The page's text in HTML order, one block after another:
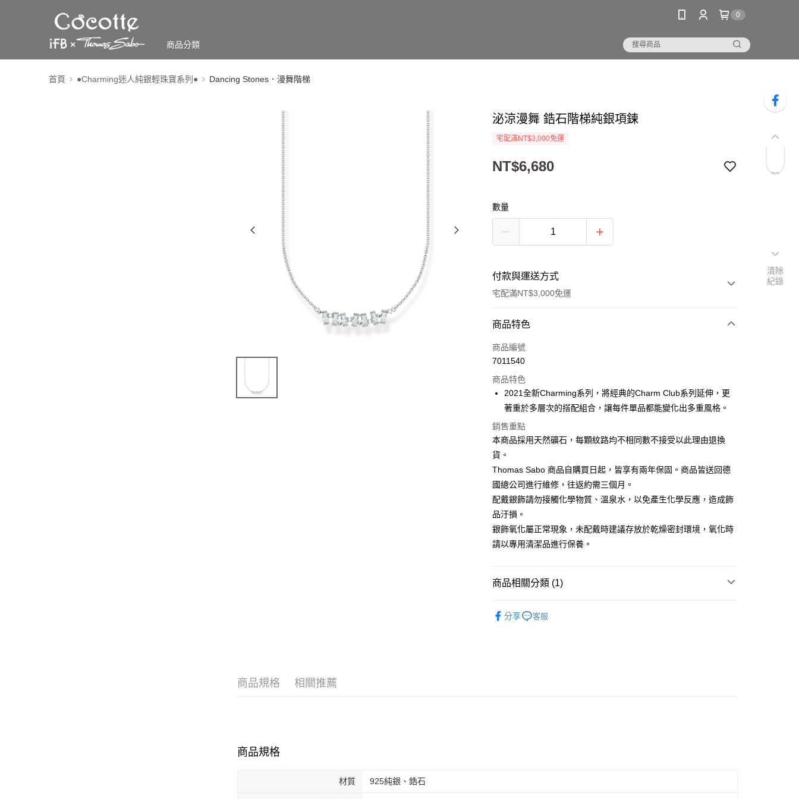
0
商品分類
首頁 ●Charming迷人純銀輕珠寶系列● Dancing Stones．漫舞階梯
泌涼漫舞 鋯石階梯純銀項鍊
宅配滿NT$3,000免運
NT$6,680
數量
付款與運送方式
宅配滿NT$3,000免運
付款方式
信用卡一次付款
ATM付款
運送方式
黑貓宅急便
每筆NT$100，滿NT$3,000(含以上)免運費
商品特色
商品編號
7011540
商品特色
2021全新Charming系列，將經典的Charm Club系列延伸，更
著重於多層次的搭配組合，讓每件單品都能變化出多重風格。
銷售重點
本商品採用天然礦石，每顆紋路均不相同數不接受以此理由退換
貨。
Thomas Sabo 商品自購買日起，皆享有兩年保固。商品皆送回德
國總公司進行維修，往返約需三個月。
配戴銀飾請勿接觸化學物質、溫泉水，以免產生化學反應，造成飾
品汙損。
銀飾氧化屬正常現象，未配戴時建議存放於乾燥密封環境，氧化時
請以專用清潔品進行保養。
商品相關分類 (1)
分享
客服
商品規格 相關推薦
商品規格
材質 925純銀、鋯石
清除
紀錄